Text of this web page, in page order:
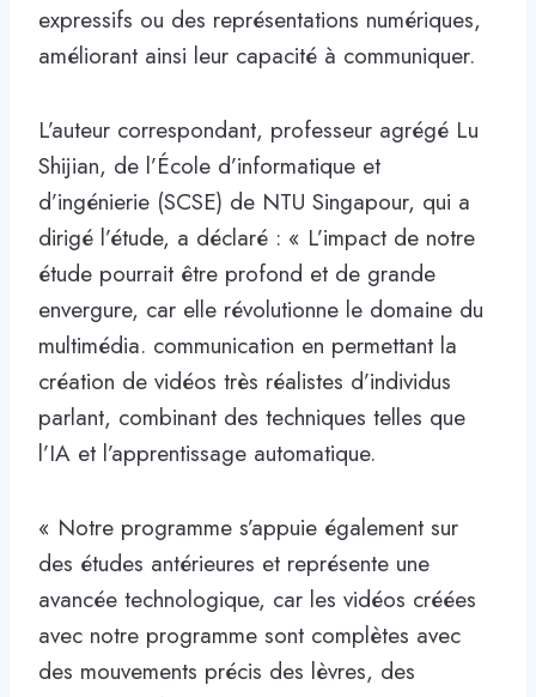
expressifs ou des représentations numériques,
améliorant ainsi leur capacité à communiquer.
L’auteur correspondant, professeur agrégé Lu
Shijian, de l’École d’informatique et
d’ingénierie (SCSE) de NTU Singapour, qui a
dirigé l’étude, a déclaré : « L’impact de notre
étude pourrait être profond et de grande
envergure, car elle révolutionne le domaine du
multimédia. communication en permettant la
création de vidéos très réalistes d’individus
parlant, combinant des techniques telles que
l’IA et l’apprentissage automatique.
« Notre programme s’appuie également sur
des études antérieures et représente une
avancée technologique, car les vidéos créées
avec notre programme sont complètes avec
des mouvements précis des lèvres, des